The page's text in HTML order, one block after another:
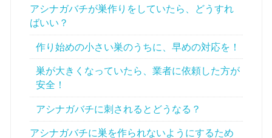
アシナガバチが巣作りをしていたら、どうすれ
ばいい？
作り始めの小さい巣のうちに、早めの対応を！
巣が大きくなっていたら、業者に依頼した方が
安全！
アシナガバチに刺されるとどうなる？
アシナガバチに巣を作られないようにするため